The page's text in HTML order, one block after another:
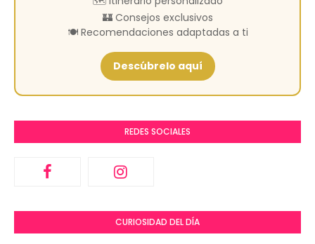
🏰 Consejos exclusivos
🍽️ Recomendaciones adaptadas a ti
Descúbrelo aquí
REDES SOCIALES
CURIOSIDAD DEL DÍA